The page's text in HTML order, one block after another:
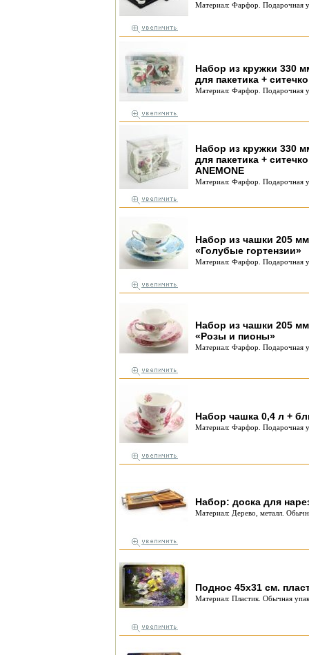
Материал: Фарфор. Подарочная
Набор из кружки 330
для пакетика +
Материал: Фарфор. Подарочная
Набор из кружки 330
для пакетика +
ANEMONE
Материал: Фарфор. Подарочная
Набор из чашки 205
«Голубые гортензии»
Материал: Фарфор. Подарочная
Набор из чашки 205
«Розы и пионы»
Материал: Фарфор. Подарочная
Набор чашка 0,4 л +
Материал: Фарфор. Подарочная
Набор: доска для
Материал: Дерево, металл.
Поднос 45х31 см.
Материал: Пластик. Обычная